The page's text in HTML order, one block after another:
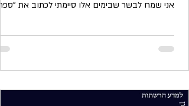
אני שמח לבשר שבימים אלו סיימתי לכתוב את